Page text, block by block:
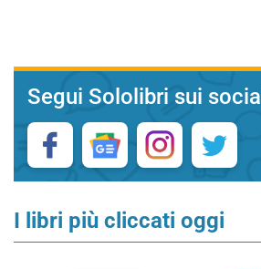
Segui Sololibri sui social
I libri più cliccati oggi